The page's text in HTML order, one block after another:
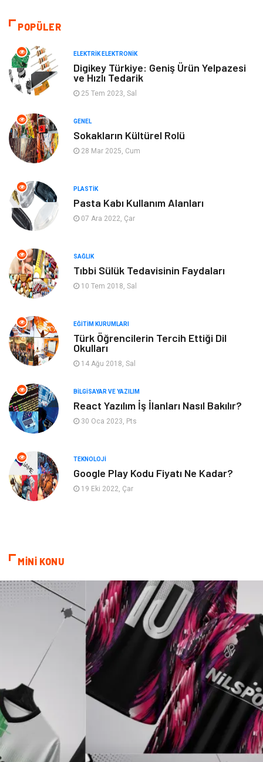
Ulaşım ve Taşımacılık
Bilgisayar ve Yazılım Otomotiv
Emlak
Mobilya
Eğitim Kurumları Tatil
Tekstil
Aksesuar
Maden ve Metal Plastik
Nakliyat Hizmet
Endüstriyel Ürünler
Elektronik Telekomünikasyon
ev dekorasyon
Veteriner
Dernekler ve Birlikler
İthalat İhracat Kiralama Servisleri
Restaurant
POPÜLER
ELEKTRIK ELEKTRONIK
Digikey Türkiye: Geniş Ürün Yelpazesi
ve Hızlı Tedarik
25 Tem 2023, Sal
GENEL
Sokakların Kültürel Rolü
28 Mar 2025, Cum
PLASTIK
Pasta Kabı Kullanım Alanları
07 Ara 2022, Çar
SAĞLIK
Tıbbi Sülük Tedavisinin Faydaları
10 Tem 2018, Sal
EĞITIM KURUMLARI
Türk Öğrencilerin Tercih Ettiği Dil
Okulları
14 Ağu 2018, Sal
BILGISAYAR VE YAZILIM
React Yazılım İş İlanları Nasıl Bakılır?
30 Oca 2023, Pts
TEKNOLOJI
Google Play Kodu Fiyatı Ne Kadar?
19 Eki 2022, Çar
MİNİ KONU